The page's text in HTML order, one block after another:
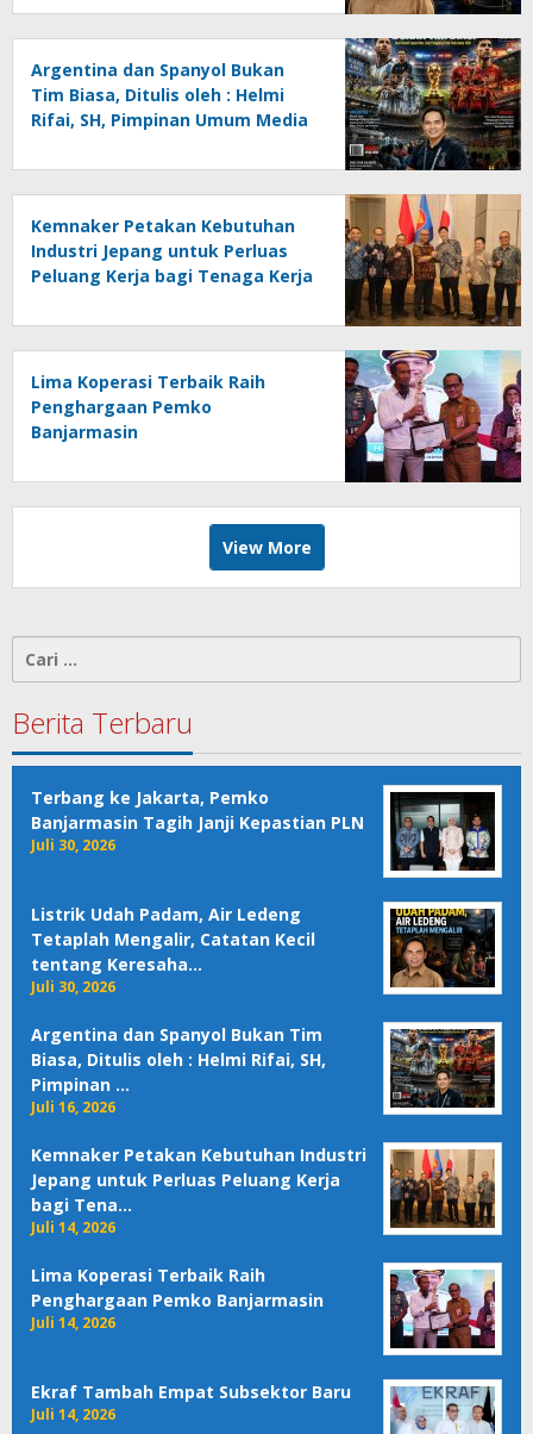
Ancaman Lingkungan, Oleh :
Helmi Rifai, SH
Argentina dan Spanyol Bukan
Tim Biasa, Ditulis oleh : Helmi
Rifai, SH, Pimpinan Umum Media
Kemnaker Petakan Kebutuhan
Industri Jepang untuk Perluas
Peluang Kerja bagi Tenaga Kerja
Lima Koperasi Terbaik Raih
Penghargaan Pemko
Banjarmasin
View More
untuk:
Berita Terbaru
Terbang ke Jakarta, Pemko
Banjarmasin Tagih Janji Kepastian PLN
Juli 30, 2026
Listrik Udah Padam, Air Ledeng
Tetaplah Mengalir, Catatan Kecil
tentang Keresaha…
Juli 30, 2026
Argentina dan Spanyol Bukan Tim
Biasa, Ditulis oleh : Helmi Rifai, SH,
Pimpinan …
Juli 16, 2026
Kemnaker Petakan Kebutuhan Industri
Jepang untuk Perluas Peluang Kerja
bagi Tena…
Juli 14, 2026
Lima Koperasi Terbaik Raih
Penghargaan Pemko Banjarmasin
Juli 14, 2026
Ekraf Tambah Empat Subsektor Baru
Juli 14, 2026